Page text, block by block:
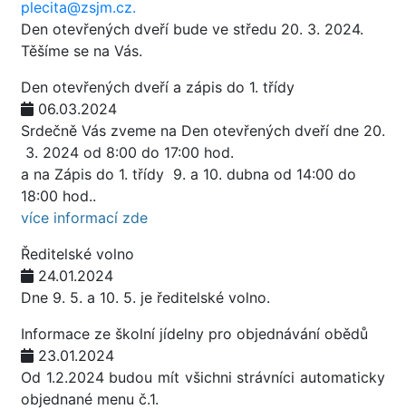
plecita@zsjm.cz.
Den otevřených dveří bude ve středu 20. 3. 2024.
Těšíme se na Vás.
Den otevřených dveří a zápis do 1. třídy
06.03.2024
Srdečně Vás zveme na Den otevřených dveří dne 20.
3. 2024 od 8:00 do 17:00 hod.
a na Zápis do 1. třídy 9. a 10. dubna od 14:00 do
18:00 hod..
více informací zde
Ředitelské volno
24.01.2024
Dne 9. 5. a 10. 5. je ředitelské volno.
Informace ze školní jídelny pro objednávání obědů
23.01.2024
Od 1.2.2024 budou mít všichni strávníci automaticky
objednané menu č.1.